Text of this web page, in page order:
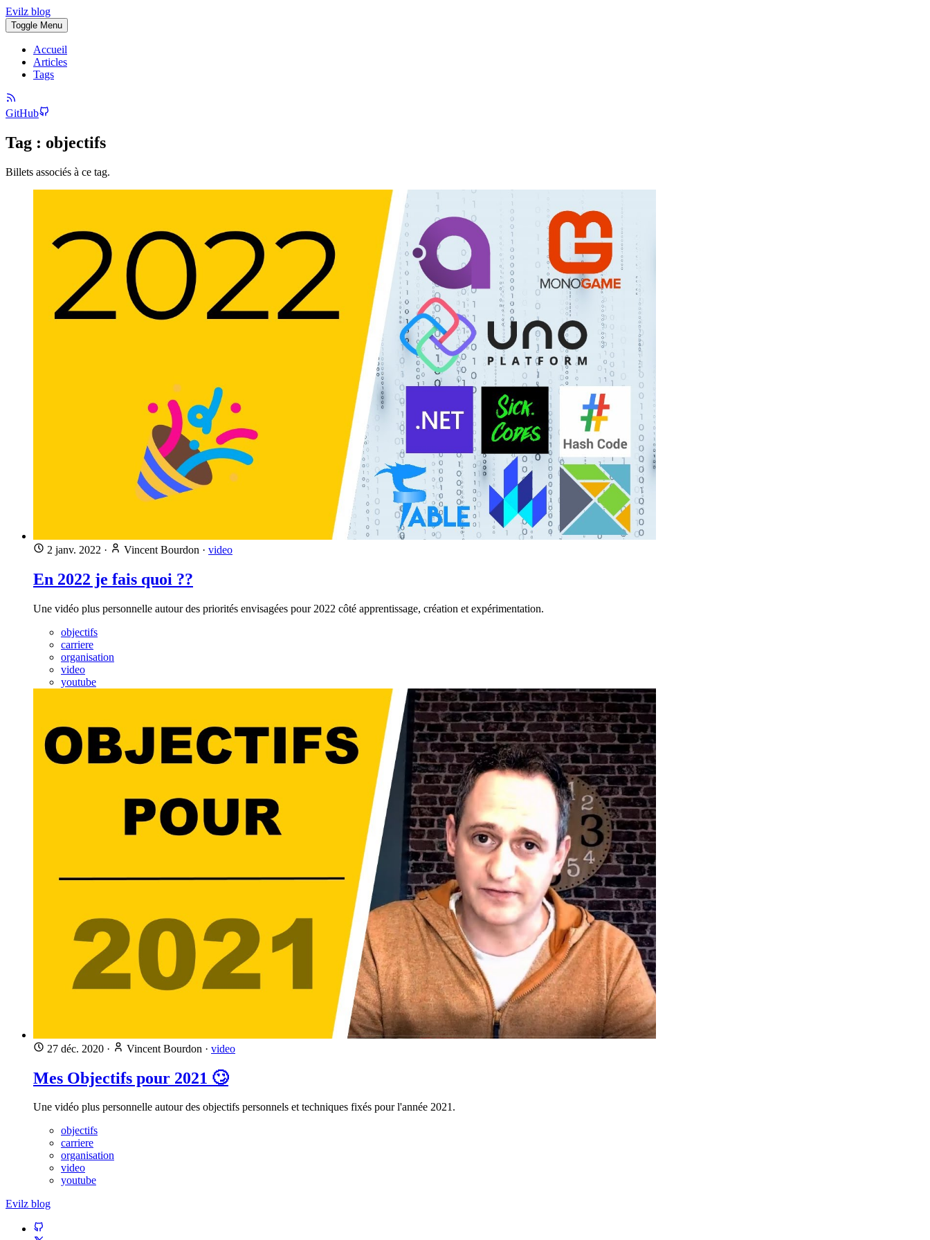
Evilz blog
Toggle Menu
Accueil
Articles
Tags
GitHub
Tag : objectifs
Billets associés à ce tag.
2 janv. 2022 · Vincent Bourdon · video
En 2022 je fais quoi ??
Une vidéo plus personnelle autour des priorités envisagées pour 2022 côté apprentissage, création et expérimentation.
objectifs
carriere
organisation
video
youtube
27 déc. 2020 · Vincent Bourdon · video
Mes Objectifs pour 2021 🙄
Une vidéo plus personnelle autour des objectifs personnels et techniques fixés pour l'année 2021.
objectifs
carriere
organisation
video
youtube
Evilz blog